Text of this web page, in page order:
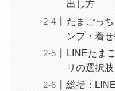
出し方
たまごっ
ンプ・着せ
LINEたま
リの選択肢
総括：